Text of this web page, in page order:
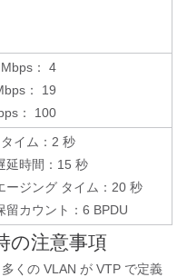
： 4
： 19
： 100
イム：2 秒
延時間：15 秒
ージング タイム：20 秒
留カウント：6 BPDU
の注意事項
くの VLAN が VTP で定義